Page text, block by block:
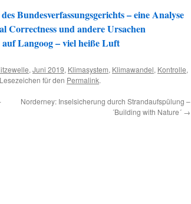
Bundesverfassungsgerichts – eine Analyse
Correctness und andere Ursachen
Langoog – viel heiße Luft
, Juni 2019, Klimasystem, Klimawandel, Kontrolle,
für den Permalink.
Norderney: Inselsicherung durch Strandaufspülung –
´Building with Nature´ →